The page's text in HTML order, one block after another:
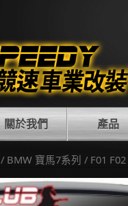
關於我們 產品
/ BMW 寶馬7系列 / F01 F02